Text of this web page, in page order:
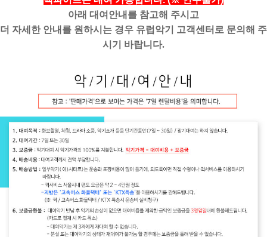
아래 대여안내를 참고해 주시고
더 자세한 안내를 원하시는 경우 유럽악기 고객센터로 문의해 주
시기 바랍니다.